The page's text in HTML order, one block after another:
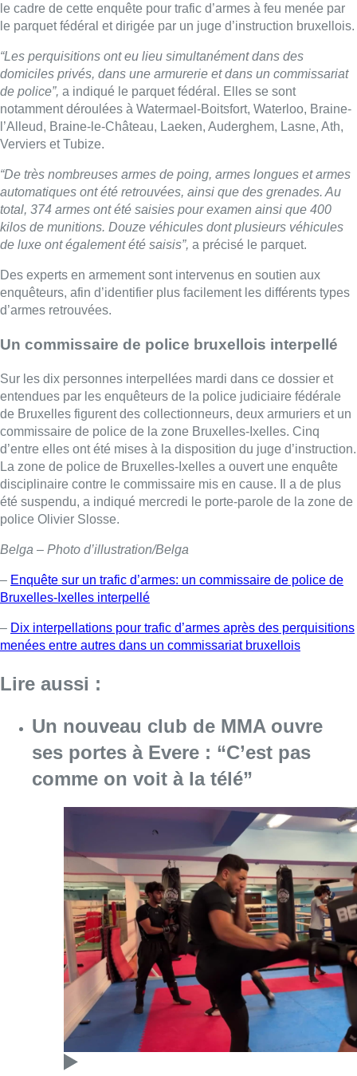
le cadre de cette enquête pour trafic d’armes à feu menée par
le parquet fédéral et dirigée par un juge d’instruction bruxellois.
“Les perquisitions ont eu lieu simultanément dans des
domiciles privés, dans une armurerie et dans un commissariat
de police”, a indiqué le parquet fédéral. Elles se sont
notamment déroulées à Watermael-Boitsfort, Waterloo, Braine-
l’Alleud, Braine-le-Château, Laeken, Auderghem, Lasne, Ath,
Verviers et Tubize.
“De très nombreuses armes de poing, armes longues et armes
automatiques ont été retrouvées, ainsi que des grenades. Au
total, 374 armes ont été saisies pour examen ainsi que 400
kilos de munitions. Douze véhicules dont plusieurs véhicules
de luxe ont également été saisis”, a précisé le parquet.
Des experts en armement sont intervenus en soutien aux
enquêteurs, afin d’identifier plus facilement les différents types
d’armes retrouvées.
Un commissaire de police bruxellois interpellé
Sur les dix personnes interpellées mardi dans ce dossier et
entendues par les enquêteurs de la police judiciaire fédérale
de Bruxelles figurent des collectionneurs, deux armuriers et un
commissaire de police de la zone Bruxelles-Ixelles. Cinq
d’entre elles ont été mises à la disposition du juge d’instruction.
La zone de police de Bruxelles-Ixelles a ouvert une enquête
disciplinaire contre le commissaire mis en cause. Il a de plus
été suspendu, a indiqué mercredi le porte-parole de la zone de
police Olivier Slosse.
Belga – Photo d’illustration/Belga
– Enquête sur un trafic d’armes: un commissaire de police de
Bruxelles-Ixelles interpellé
– Dix interpellations pour trafic d’armes après des perquisitions
menées entre autres dans un commissariat bruxellois
Lire aussi :
Un nouveau club de MMA ouvre
ses portes à Evere : “C’est pas
comme on voit à la télé”